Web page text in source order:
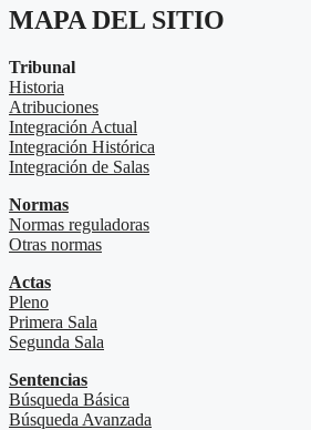
MAPA DEL SITIO
Tribunal
Historia
Atribuciones
Integración Actual
Integración Histórica
Integración de Salas
Normas
Normas reguladoras
Otras normas
Actas
Pleno
Primera Sala
Segunda Sala
Sentencias
Búsqueda Básica
Búsqueda Avanzada